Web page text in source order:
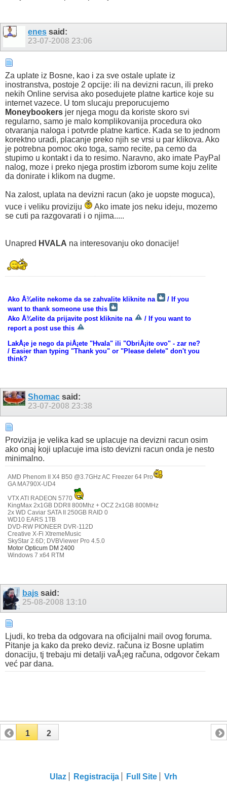
enes said:
23-07-2008 23:06
Za uplate iz Bosne, kao i za sve ostale uplate iz
inostranstva, postoje 2 opcije: ili na devizni racun, ili preko
nekih Online servisa ako posedujete platne kartice koje su
internet vazece. U tom slucaju preporucujemo
Moneybookers jer njega mogu da koriste skoro svi
regularno, samo je malo komplikovanija procedura oko
otvaranja naloga i potvrde platne kartice. Kada se to jednom
korektno uradi, placanje preko njih se vrsi u par klikova. Ako
je potrebna pomoc oko toga, samo recite, pa cemo da
stupimo u kontakt i da to resimo. Naravno, ako imate PayPal
nalog, moze i preko njega prostim izborom sume koju zelite
da donirate i klikom na dugme.
Na zalost, uplata na devizni racun (ako je uopste moguca),
vuce i veliku proviziju
Ako imate jos neku ideju, mozemo
se cuti pa razgovarati i o njima.....
Unapred HVALA na interesovanju oko donacije!
Ako Å¾elite nekome da se zahvalite kliknite na
/ If you
want to thank someone use this
Ako Å¾elite da prijavite post kliknite na
/ If you want to
report a post use this
LakÅ¡e je nego da piÅ¡ete "Hvala" ili "ObriÅ¡ite ovo" - zar ne?
/ Easier than typing "Thank you" or "Please delete" don't you
think?
Shomac said:
23-07-2008 23:38
Provizija je velika kad se uplacuje na devizni racun osim
ako onaj koji uplacuje ima isto devizni racun onda je nesto
minimalno.
AMD Phenom II X4 B50 @3.7GHz AC Freezer 64 Pro
GA MA790X-UD4
VTX ATI RADEON 5770
KingMax 2x1GB DDRII 800Mhz + OCZ 2x1GB 800MHz
2x WD Caviar SATA II 250GB RAID 0
WD10 EARS 1TB
DVD-RW PIONEER DVR-112D
Creative X-Fi XtremeMusic
SkyStar 2.6D; DVBViewer Pro 4.5.0
Motor Opticum DM 2400
Windows 7 x64 RTM
bajs said:
25-08-2008 13:10
Ljudi, ko treba da odgovara na oficijalni mail ovog foruma.
Pitanje ja kako da preko deviz. računa iz Bosne uplatim
donaciju, tj trebaju mi detalji vaÅ¡eg računa, odgovor čekam
već par dana.
1 2
Ulaz Registracija Full Site Vrh